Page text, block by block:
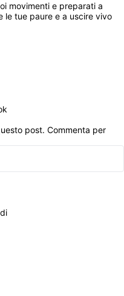
movimenti e preparati a
le tue paure e a uscire vivo
post. Commenta per